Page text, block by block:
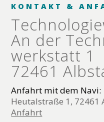
KONTAKT &
An der
werkstatt 1
72461
Anfahrt mit dem Navi:
Heutalstraße 1, 72461
Anfahrt